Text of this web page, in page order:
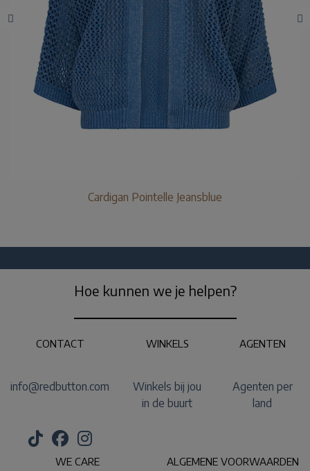
Cardigan Pointelle Jeansblue
Hoe kunnen we je helpen?
CONTACT
info@redbutton.com
WINKELS
Winkels bij jou
in de buurt
AGENTEN
Agenten per
land
WE CARE ALGEMENE VOORWAARDEN